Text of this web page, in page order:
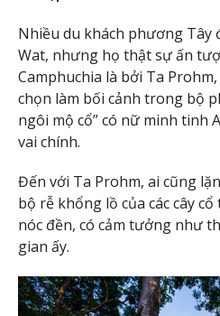
Nhiều du khách phương Tây
Wat, nhưng họ thật sự ấn
Camphuchia là bởi Ta
chọn làm bối cảnh trong bộ
ngôi mộ cổ” có nữ minh tinh
vai chính.
Đến với Ta Prohm, ai cũng
bộ rễ khổng lồ của các cây
nóc đền, có cảm tưởng như
gian ấy.